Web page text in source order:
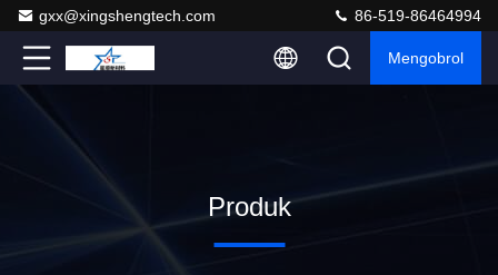
gxx@xingshengtech.com 86-519-86464994
Mengobrol
Produk